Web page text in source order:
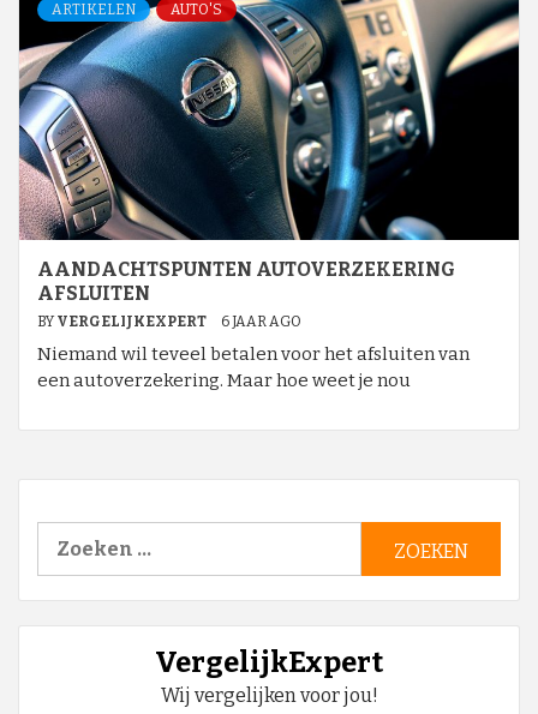
ARTIKELEN AUTO'S
AANDACHTSPUNTEN AUTOVERZEKERING
AFSLUITEN
BY VERGELIJKEXPERT 6 JAAR AGO
Niemand wil teveel betalen voor het afsluiten van
een autoverzekering. Maar hoe weet je nou
Zoeken
VergelijkExpert
Wij vergelijken voor jou!